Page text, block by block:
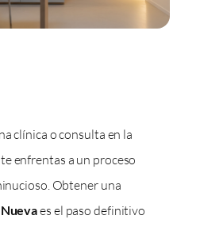
clínica o consulta en la
enfrentas a un proceso
Obtener una
es el paso definitivo